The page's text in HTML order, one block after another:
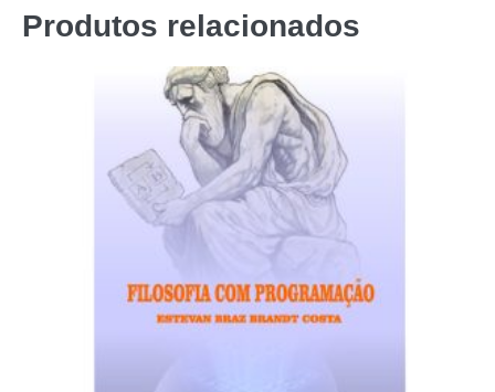
Produtos relacionados